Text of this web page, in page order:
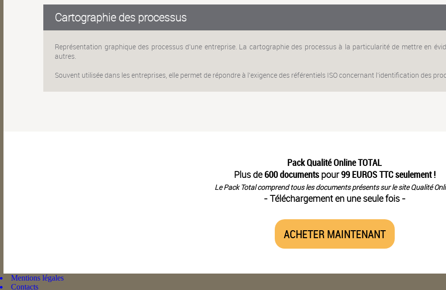
Cartographie des processus
Représentation graphique des processus d'une entreprise. La cartographie des processus à la particularité de mettre en
autres.
Souvent utilisée dans les entreprises, elle permet de répondre à l'exigence des référentiels ISO concernant l'identification des
Pack Qualité Online TOTAL
Plus de600 documentspour99 EUROS TTC seulement !
Le Pack Total comprend tous les documents présents sur le site Qualité
- Téléchargement en une seule fois -
ACHETER MAINTENANT
Mentions légales
Contacts